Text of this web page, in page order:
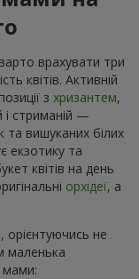
врахувати три
квітів. Активній
з хризантем,
і стриманій —
та вишуканих білих
екзотику та
квітів на день
орхідеї, а
орієнтуючись не
маленька
мами: